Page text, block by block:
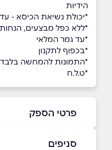
הידיות
*יכולת נשיאת הכיסא - עד 120 ק"ג
*ללא כפל מבצעים, הנחות
*עד גמר המלאי
*בכפוף לתקנון
*התמונות להמחשה בלבד
*ט.ל.ח
פרטי הספק
סניפים